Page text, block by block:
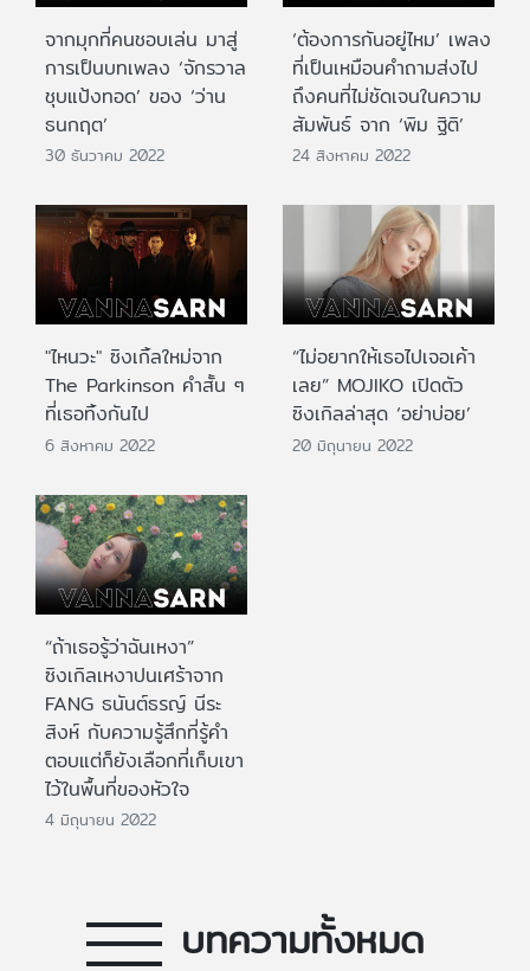
จากมุกที่คนชอบเล่น มาสู่
การเป็นบทเพลง ‘จักรวาล
ชุบแป้งทอด’ ของ ‘ว่าน
ธนกฤต’
30 ธันวาคม 2022
‘ต้องการกันอยู่ไหม’ เพลง
ที่เป็นเหมือนคำถามส่งไป
ถึงคนที่ไม่ชัดเจนในความ
สัมพันธ์ จาก ‘พิม ฐิติ’
24 สิงหาคม 2022
"ไหนวะ" ซิงเกิ้ลใหม่จาก
The Parkinson คำสั้น ๆ
ที่เธอทิ้งกันไป
6 สิงหาคม 2022
“ไม่อยากให้เธอไปเจอเค้า
เลย” MOJIKO เปิดตัว
ซิงเกิลล่าสุด ‘อย่าบ่อย’
20 มิถุนายน 2022
“ถ้าเธอรู้ว่าฉันเหงา”
ซิงเกิลเหงาปนเศร้าจาก
FANG ธนันต์ธรญ์ นีระ
สิงห์ กับความรู้สึกที่รู้คำ
ตอบแต่ก็ยังเลือกที่เก็บเขา
ไว้ในพื้นที่ของหัวใจ
4 มิถุนายน 2022
บทความทั้งหมด